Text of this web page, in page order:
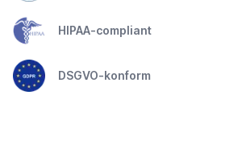
HIPAA-compliant
DSGVO-konform